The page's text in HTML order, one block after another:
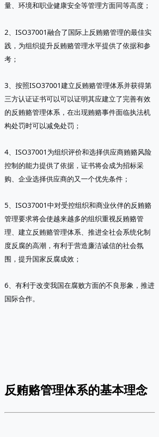
量、环境和职业健康安全等管理方面同等高度；
2、ISO37001融合了国际上反贿赂管理的最佳实
践，为组织提升反贿赂管理水平提供了依据和参
考；
3、按照ISO37001建立反贿赂管理体系并获得第
三方认证证书可以可以证明其应建立了完善有效
的反贿赂管理体系，在出现贿赂事件面临执法机
构处罚时可以减免处罚；
4、ISO37001为组织评价和选择供应商贿赂风险
控制的能力提供了依据，证书将会成为招标采
购、企业选择供应商的又一个优先条件；
5、ISO37001中对受控组织和商业伙伴的反贿赂
管理要求将会使越来越多的组织重视反贿赂管
理、建立反贿赂管理体系、推进全社会系统化制
度反腐的高潮，有利于营造廉洁诚信的社会氛
围，提升国家反腐成效；
6、有利于改变我国在腐败方面的不良形象，推进
国际合作。
反贿赂管理体系的基本理念